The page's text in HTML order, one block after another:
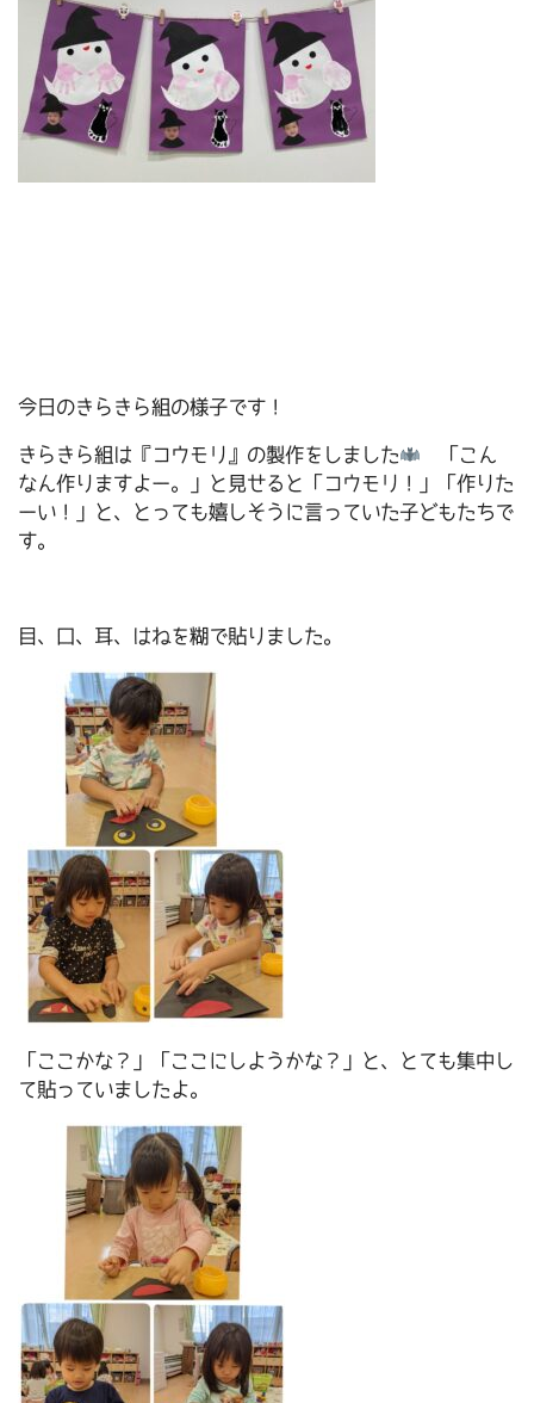
今日のきらきら組の様子です！
きらきら組は『コウモリ』の製作をしました
「こん
なん作りますよー。」と見せると「コウモリ！」「作りた
ーい！」と、とっても嬉しそうに言っていた子どもたちで
す。
目、口、耳、はねを糊で貼りました。
「ここかな？」「ここにしようかな？」と、とても集中し
て貼っていましたよ。